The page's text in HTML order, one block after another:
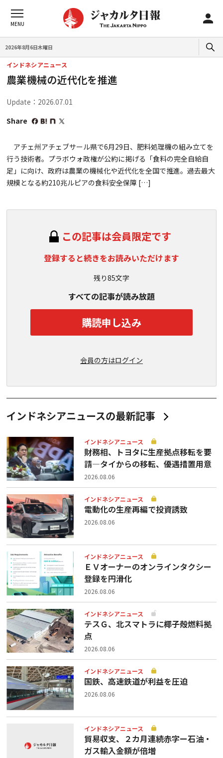
2026年8月6日木曜日
インドネシアニュース
農業機械の近代化を推進
Update：2026.07.01
Share
アチェ州アチェブサール県で6月29日、肥料処理機の組み立てを
行う技術者。プラボウォ政権が公約に掲げる「食料の完全自給自
足」に向け、政府は農業の機械化や近代化を全国で推進。過去最大
規模となる約210兆ルピアの食料安全保障 […]
この記事は会員限定です
登録すると続きをお読みいただけます
残り85文字
すべての記事が読み放題
購読申し込み
会員の方はログイン
インドネシアニュースの最新記事
インドネシアニュース
財務相、トヨタに生産拠点移転を要
請—タイからの移転、優遇措置用意
2026.08.06
インドネシアニュース
電動化の生産再編で投資誘致
2026.08.06
インドネシアニュース
ＥＶオーナーのオンラインタクシー
登録を円滑化
2026.08.06
インドネシアニュース
テスＧ、北スマトラに椰子殻燃料拠
点
2026.08.06
インドネシアニュース
国鉄、高速鉄道が利益を圧迫
2026.08.06
インドネシアニュース
貿易収支、２カ月連続赤字ー石油・
ガス輸入金額が倍増